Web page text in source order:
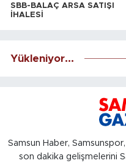
SBB-BALAÇ ARSA SATIŞI
İHALESİ
Yükleniyor...
Samsun Haber,
son dakika gelişmelerini